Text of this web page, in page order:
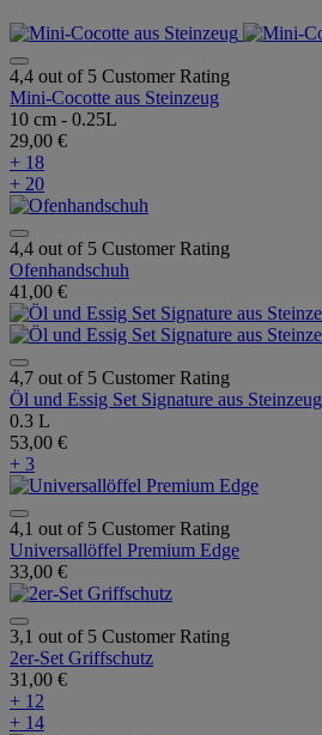
4,4 out of 5 Customer Rating
Mini-Cocotte aus Steinzeug
10 cm - 0.25L
29,00 €
+ 18
+ 20
4,4 out of 5 Customer Rating
Ofenhandschuh
41,00 €
4,7 out of 5 Customer Rating
Öl und Essig Set Signature aus Steinzeug
0.3 L
53,00 €
+ 3
4,1 out of 5 Customer Rating
Universallöffel Premium Edge
33,00 €
3,1 out of 5 Customer Rating
2er-Set Griffschutz
31,00 €
+ 12
+ 14